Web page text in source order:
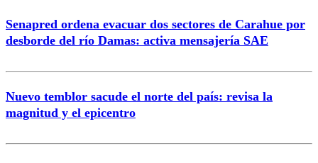
Senapred ordena evacuar dos sectores de Carahue por
desborde del río Damas: activa mensajería SAE
Nuevo temblor sacude el norte del país: revisa la
magnitud y el epicentro